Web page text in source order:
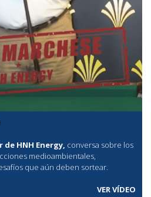
HNH Energy, conversa sobre los
medioambientales,
que aún deben sortear.
VER VÍDEO